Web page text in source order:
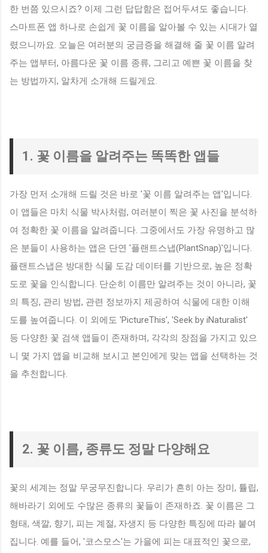
한 번쯤 있으시죠? 이제 그런 답답함은 접어두셔도 좋습니다.
스마트폰 앱 하나로 손쉽게 꽃 이름을 알아볼 수 있는 시대가 열
렸으니까요. 오늘은 여러분의 궁금증을 해결해 줄 꽃 이름 알려
주는 앱부터, 아름다운 꽃 이름 종류, 그리고 예쁜 꽃 이름을 찾
는 방법까지, 알차게 소개해 드릴게요.
1. 꽃 이름을 알려주는 똑똑한 앱들
가장 먼저 소개해 드릴 것은 바로 '꽃 이름 알려주는 앱'입니다.
이 앱들은 마치 식물 박사처럼, 여러분이 찍은 꽃 사진을 분석하
여 정확한 꽃 이름을 알려줍니다. 그중에서도 가장 유명하고 많
은 분들이 사용하는 앱은 단연 '플랜트스냅(PlantSnap)'입니다.
플랜트스냅은 방대한 식물 도감 데이터를 기반으로, 높은 정확
도로 꽃을 인식합니다. 단순히 이름만 알려주는 것이 아니라, 꽃
의 특징, 관리 방법, 관련 정보까지 제공하여 식물에 대한 이해
도를 높여줍니다. 이 외에도 'PictureThis', 'Seek by iNaturalist'
등 다양한 꽃 검색 앱들이 존재하며, 각각의 장점을 가지고 있으
니 몇 가지 앱을 비교해 보시고 본인에게 맞는 앱을 선택하는 것
을 추천합니다.
2. 꽃 이름, 종류도 정말 다양해요
꽃의 세계는 정말 무궁무진합니다. 우리가 흔히 아는 장미, 튤립,
해바라기 외에도 수많은 종류의 꽃들이 존재하죠. 꽃 이름은 그
형태, 색깔, 향기, 피는 계절, 자생지 등 다양한 특징에 따라 붙여
집니다. 예를 들어, '코스모스'는 가을에 피는 대표적인 꽃으로,